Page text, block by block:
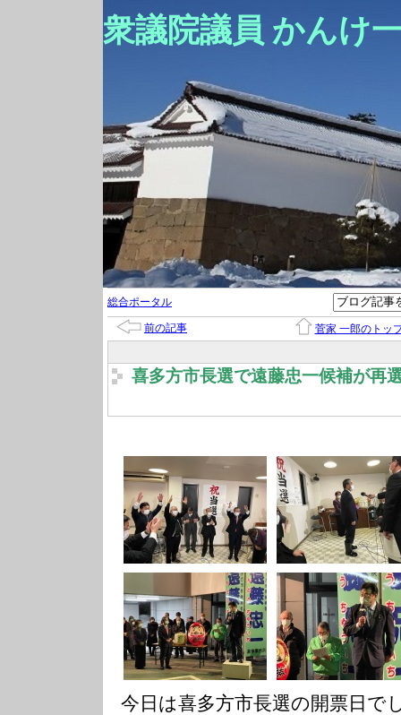
衆議院議員 かんけ
総合ポータル
前の記事 菅家 一郎のトッ
喜多方市長選で遠藤忠一候補が再
今日は喜多方市長選の開票日で